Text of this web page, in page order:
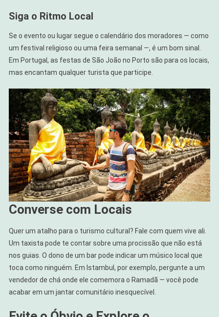
Siga o Ritmo Local
Se o evento ou lugar segue o calendário dos moradores — como
um festival religioso ou uma feira semanal —, é um bom sinal.
Em Portugal, as festas de São João no Porto são para os locais,
mas encantam qualquer turista que participe.
Converse com Locais
Quer um atalho para o turismo cultural? Fale com quem vive ali.
Um taxista pode te contar sobre uma procissão que não está
nos guias. O dono de um bar pode indicar um músico local que
toca como ninguém. Em Istambul, por exemplo, pergunte a um
vendedor de chá onde ele comemora o Ramadã — você pode
acabar em um jantar comunitário inesquecível.